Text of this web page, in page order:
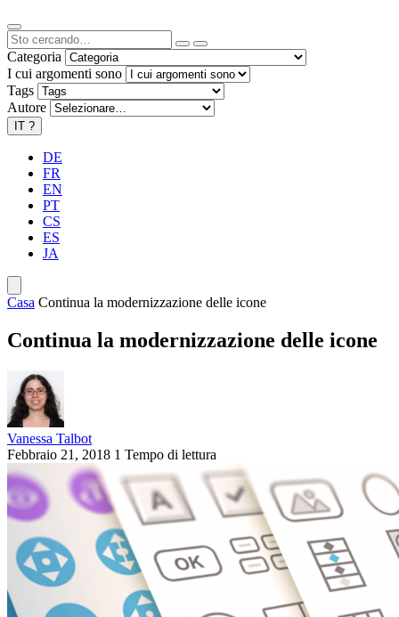
Categoria
I cui argomenti sono
Tags
Autore
IT ?
DE
FR
EN
PT
CS
ES
JA
Casa Continua la modernizzazione delle icone
Continua la modernizzazione delle icone
Vanessa Talbot
Febbraio 21, 2018 1 Tempo di lettura